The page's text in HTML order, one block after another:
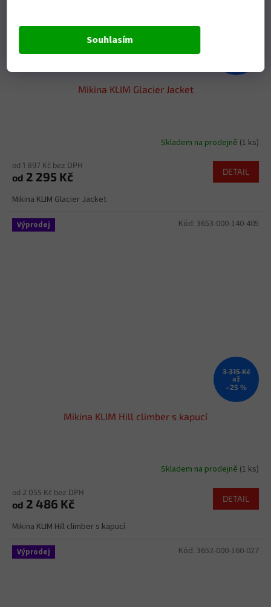
Souhlasím
Mikina KLIM Glacier Jacket
Skladem na prodejně (1 ks)
od 1 897 Kč bez DPH
od 2 295 Kč DETAIL
Mikina KLIM Glacier Jacket
Výprodej
3 315 Kč
až
–25 %
Mikina KLIM Hill climber s kapucí
Skladem na prodejně (1 ks)
od 2 055 Kč bez DPH
od 2 486 Kč DETAIL
Mikina KLIM Hill climber s kapucí
Kód: 3653-000-140-405
Výprodej Kód: 3652-000-160-027